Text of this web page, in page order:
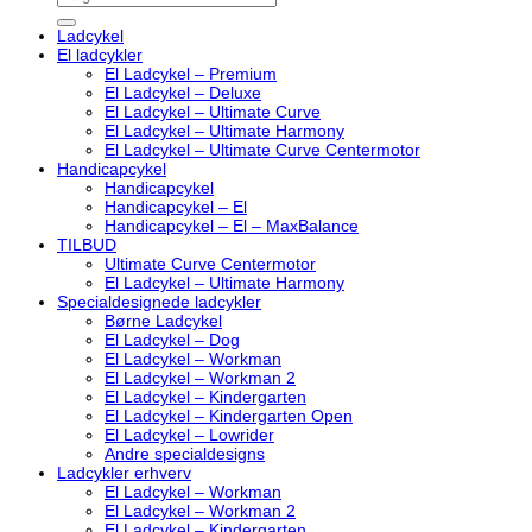
efter:
Ladcykel
El ladcykler
El Ladcykel – Premium
El Ladcykel – Deluxe
El Ladcykel – Ultimate Curve
El Ladcykel – Ultimate Harmony
El Ladcykel – Ultimate Curve Centermotor
Handicapcykel
Handicapcykel
Handicapcykel – El
Handicapcykel – El – MaxBalance
TILBUD
Ultimate Curve Centermotor
El Ladcykel – Ultimate Harmony
Specialdesignede ladcykler
Børne Ladcykel
El Ladcykel – Dog
El Ladcykel – Workman
El Ladcykel – Workman 2
El Ladcykel – Kindergarten
El Ladcykel – Kindergarten Open
El Ladcykel – Lowrider
Andre specialdesigns
Ladcykler erhverv
El Ladcykel – Workman
El Ladcykel – Workman 2